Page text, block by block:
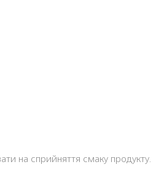
на сприйняття смаку продукту.